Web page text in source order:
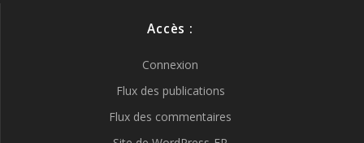
Accès :
Connexion
Flux des publications
Flux des commentaires